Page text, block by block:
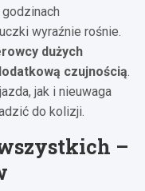
wyraźnie rośnie.
dużych
czujnością.
jak i nieuwaga
do kolizji.
–